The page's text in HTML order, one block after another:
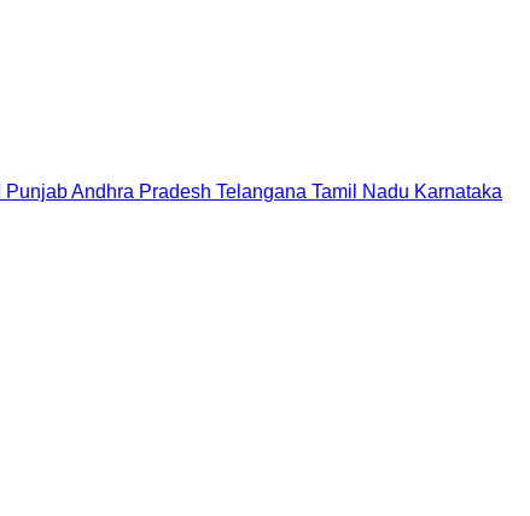
PunjabAndhra Pradesh Telangana Tamil Nadu Karnataka